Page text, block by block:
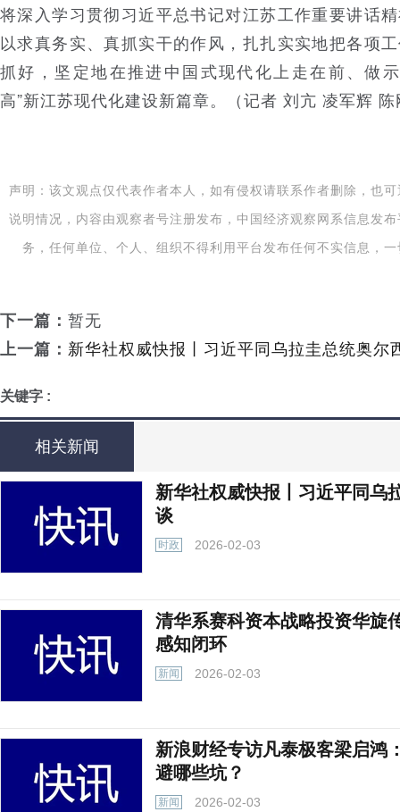
将深入学习贯彻习近平总书记对江苏工作重要讲话
以求真务实、真抓实干的作风，扎扎实实地把各项
抓好，坚定地在推进中国式现代化上走在前、做
高”新江苏现代化建设新篇章。（记者 刘亢 凌军辉
声明：该文观点仅代表作者本人，如有侵权请联系作者删除，也
说明情况，内容由观察者号注册发布，中国经济观察网系信息发
务，任何单位、个人、组织不得利用平台发布任何不实信息，
下一篇： 暂无
上一篇： 新华社权威快报丨习近平同乌拉圭总统奥尔
关键字 :
相关新闻
新华社权威快报丨习近平同乌
谈
时政 2026-02-03
清华系赛科资本战略投资华旋
感知闭环
新闻 2026-02-03
新浪财经专访凡泰极客梁启鸿
避哪些坑？
新闻 2026-02-03